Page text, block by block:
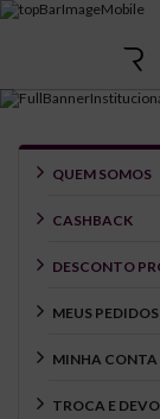
QUEM SOMOS
CASHBACK
DESCONTO
MEUS PEDIDOS
MINHA CONTA
TROCA E